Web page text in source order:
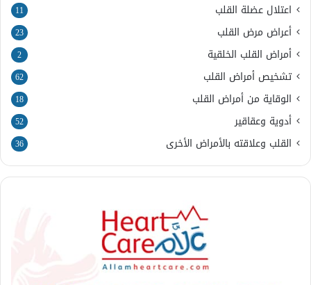
اعتلال عضلة القلب 11
أعراض مرض القلب 23
أمراض القلب الخلقية 2
تشخيص أمراض القلب 62
الوقاية من أمراض القلب 18
أدوية وعقاقير 52
القلب وعلاقته بالأمراض الأخرى 36